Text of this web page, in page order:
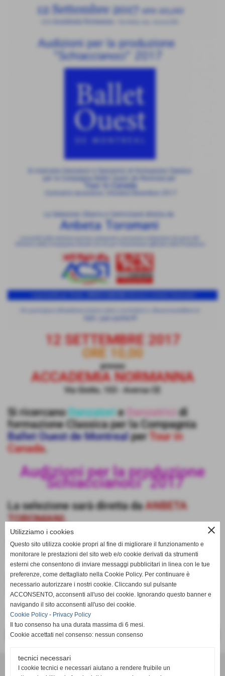
12 SETTEMBRE 2017
ORE 10,00
presso
ACCADEMIA NORMANNA
Via Giotto, 103 - Aversa CE
Si ricercanoDanzatorie Danzatricidi
formazione Classica per la Compagnia
Ballet Ouest de Montrealper Tour in
Canada.
Audizioni per la produzione
"Schiaccianoci" 2017
La selezione sarà diretta daANBETA
TOROMANI.
Responsabile per l´ItaliaDINO
CARANO.
Per partecipare all´audizione inviare 2 foto
e curriculum adinocarano@libero.it
INFO: 340 2516978
<< PRECEDENTE
close
Utilizziamo i cookies
Questo sito utilizza cookie propri al fine di migliorare il funzionamento e
monitorare le prestazioni del sito web e/o cookie derivati da strumenti
esterni che consentono di inviare messaggi pubblicitari in linea con le tue
preferenze, come dettagliato nella Cookie Policy. Per continuare è
necessario autorizzare i nostri cookie. Cliccando sul pulsante
ACCONSENTO, acconsenti all'uso dei cookie. Ignorando questo banner e
navigando il sito acconsenti all'uso dei cookie.
Cookie Policy - Privacy Policy
Il tuo consenso ha una durata massima di 6 mesi.
Cookie accettati nel consenso: nessun consenso
tecnici necessari
I cookie tecnici e necessari aiutano a rendere fruibile un